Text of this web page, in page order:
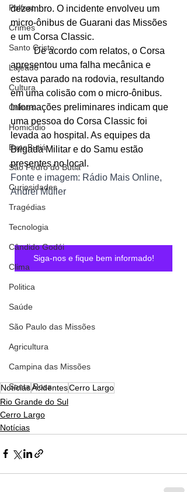
Polfest
Crimes
Santo Cristo
Lajeado
Cultura
Crimes
Homicídio
ExpoButiá
São Pedro do Butiá
Curiosidades
Tragédias
Tecnologia
Cândido Godói
Clima
Politica
Saúde
São Paulo das Missões
Agricultura
Campina das Missões
Santa Rosa
dezembro. O incidente envolveu um
micro-ônibus de Guarani das Missões
e um Corsa Classic.
	De acordo com relatos, o Corsa
apresentou uma falha mecânica e
estava parado na rodovia, resultando
em uma colisão com o micro-ônibus.
Informações preliminares indicam que
uma pessoa do Corsa Classic foi
levada ao hospital. As equipes da
Brigada Militar e do Samu estão
presentes no local.
Fonte e imagem: Rádio Mais Online,
Andrei Müller
Siga-nos e fique bem informado!
NotíciasAcidentesCerro Largo
Rio Grande do Sul
Cerro Largo
Notícias